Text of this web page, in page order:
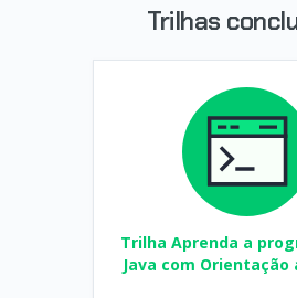
Trilhas
Trilha Aprenda a
Java com Orientação